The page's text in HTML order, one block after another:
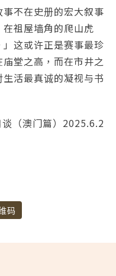
不在史册的宏大叙事
祖屋墙角的爬山虎
这或许正是赛事最珍
堂之高，而在市井之
活最真诚的凝视与书
（澳门篇）2025.6.2
码